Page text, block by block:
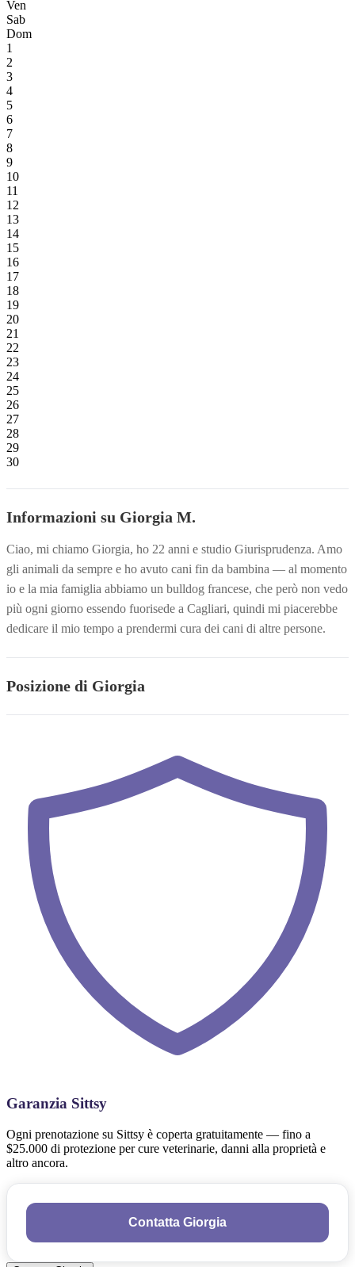
Ven
Sab
Dom
1
2
3
4
5
6
7
8
9
10
11
12
13
14
15
16
17
18
19
20
21
22
23
24
25
26
27
28
29
30
Informazioni su Giorgia M.
Ciao, mi chiamo Giorgia, ho 22 anni e studio Giurisprudenza. Amo
gli animali da sempre e ho avuto cani fin da bambina — al momento
io e la mia famiglia abbiamo un bulldog francese, che però non vedo
più ogni giorno essendo fuorisede a Cagliari, quindi mi piacerebbe
dedicare il mio tempo a prendermi cura dei cani di altre persone.
Posizione di Giorgia
Garanzia Sittsy
Ogni prenotazione su Sittsy è coperta gratuitamente — fino a
$25.000 di protezione per cure veterinarie, danni alla proprietà e
altro ancora.
Contatta Giorgia